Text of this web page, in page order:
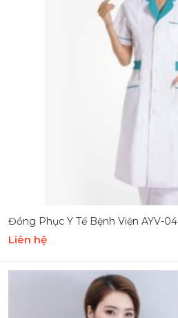
Đồng Phục Y Tế Bệnh Viện AYV-04
Liên hệ